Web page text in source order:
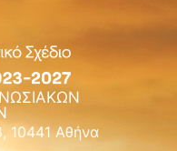
10441 Αθήνα